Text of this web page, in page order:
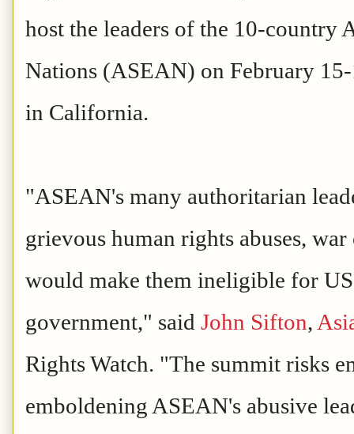
host the leaders of the 10-country
Nations (ASEAN) on February
in California.
"ASEAN's many authoritarian
grievous human rights abuses,
would make them ineligible for
government," said John Sifton,
Rights Watch. "The summit risks
emboldening ASEAN's abusive